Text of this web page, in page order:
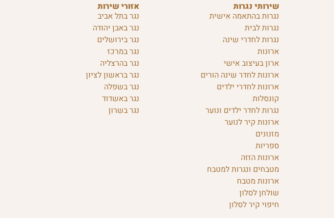
שירותי נגרות
נגרות בהתאמה אישית
נגרות לבית
נגרות לחדרי שינה
ארונות
ארון בעיצוב אישי
ארונות לחדר שינה הורים
ארונות לחדרי ילדים
קונסלות
נגרות לחדר ילדים ונוער
ארונות קיר לנוער
מזנונים
ספריות
ארונות הזזה
מטבחים ונגרות למטבח
ארונות מטבח
שולחן לסלון
חיפוי קיר לסלון
אזורי שירות
נגר בתל אביב
נגר באבן יהודה
נגר בירושלים
נגר במרכז
נגר בהרצליה
נגר בראשון לציון
נגר בשפלה
נגר באשדוד
נגר בשרון